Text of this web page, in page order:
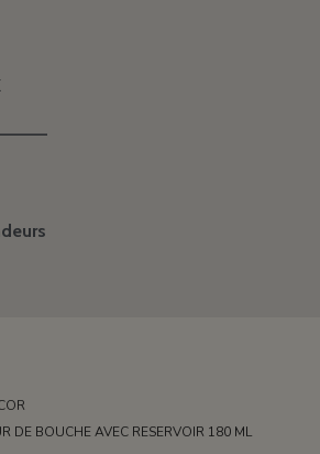
DE BOUCHE AVEC RESERVOIR 180 ML